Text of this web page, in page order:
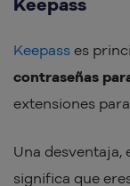
Keepass es
contraseñas
extensiones
Una desventaja,
significa que